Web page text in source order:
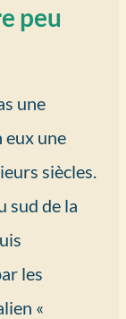
peu
une
eux une
siècles.
sud de la
les
«